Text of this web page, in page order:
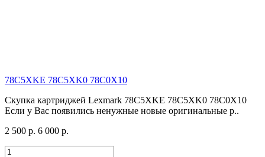
78C5XKE 78C5XK0 78C0X10
Скупка картриджей Lexmark 78C5XKE 78C5XK0 78C0X10
Если у Вас появились ненужные новые оригинальные р..
2 500 р. 6 000 р.